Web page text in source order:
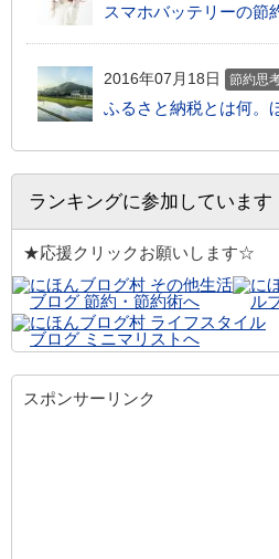
スマホバッテリーの節
2016年07月18日 節約思
ふるさと納税とは何。
ランキングに参加しています
★応援クリックお願いします☆
スポンサーリンク